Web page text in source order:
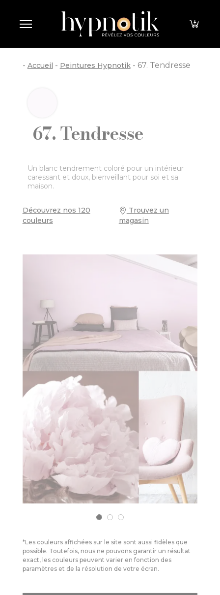
- Accueil - Peintures Hypnotik- 67. Tendresse
67. Tendresse
Un blanc tendrement coloré pour un intérieur
caressant et doux, bienveillant pour soi et sa
maison.
Découvrez nos 120
couleurs
Trouvez un
magasin
*Les couleurs affichées sur le site sont aussi fidèles que
possible. Toutefois, nous ne pouvons garantir un résultat
exact, les couleurs peuvent varier en fonction des
paramètres et de la résolution de votre écran.